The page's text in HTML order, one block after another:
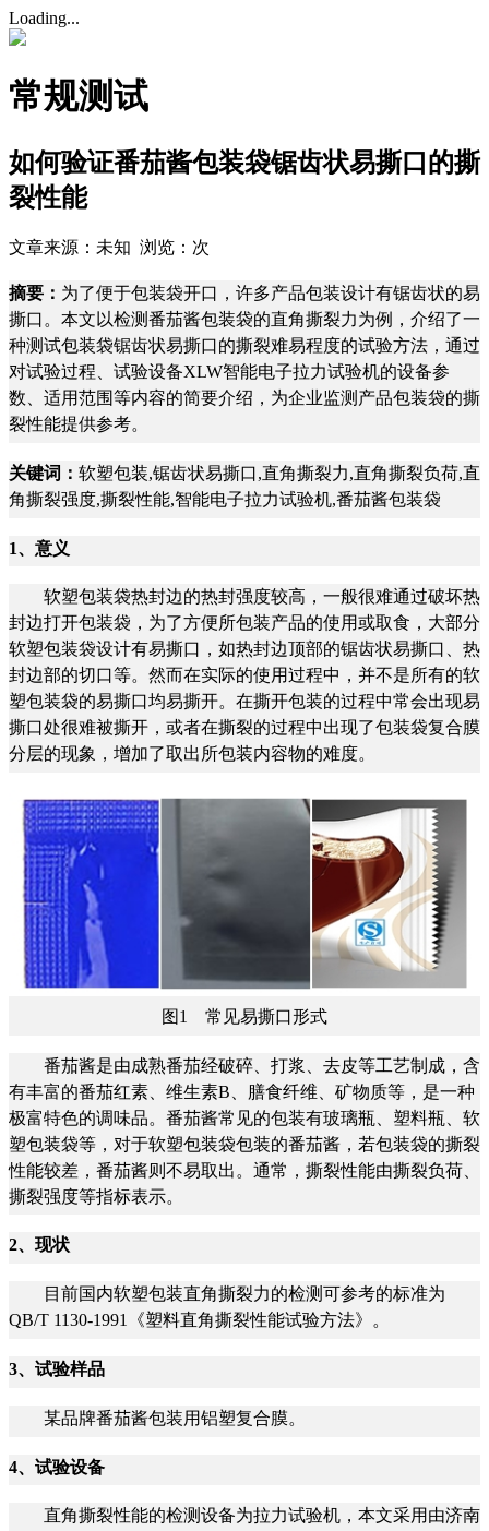
Loading...
常规测试
如何验证番茄酱包装袋锯齿状易撕口的撕
裂性能
文章来源：未知 浏览： 次
摘要： 为了便于包装袋开口，许多产品包装设计有锯齿状的易
撕口。本文以检测番茄酱包装袋的直角撕裂力为例，介绍了一
种测试包装袋锯齿状易撕口的撕裂难易程度的试验方法，通过
对试验过程、试验设备XLW智能电子拉力试验机的设备参
数、适用范围等内容的简要介绍，为企业监测产品包装袋的撕
裂性能提供参考。
关键词： 软塑包装,锯齿状易撕口,直角撕裂力,直角撕裂负荷,直
角撕裂强度,撕裂性能,智能电子拉力试验机,番茄酱包装袋
1、意义
软塑包装袋热封边的热封强度较高，一般很难通过破坏热
封边打开包装袋，为了方便所包装产品的使用或取食，大部分
软塑包装袋设计有易撕口，如热封边顶部的锯齿状易撕口、热
封边部的切口等。然而在实际的使用过程中，并不是所有的软
塑包装袋的易撕口均易撕开。在撕开包装的过程中常会出现易
撕口处很难被撕开，或者在撕裂的过程中出现了包装袋复合膜
分层的现象，增加了取出所包装内容物的难度。
图1 常见易撕口形式
番茄酱是由成熟番茄经破碎、打浆、去皮等工艺制成，含
有丰富的番茄红素、维生素B、膳食纤维、矿物质等，是一种
极富特色的调味品。番茄酱常见的包装有玻璃瓶、塑料瓶、软
塑包装袋等，对于软塑包装袋包装的番茄酱，若包装袋的撕裂
性能较差，番茄酱则不易取出。通常，撕裂性能由撕裂负荷、
撕裂强度等指标表示。
2、现状
目前国内软塑包装直角撕裂力的检测可参考的标准为
QB/T 1130-1991《塑料直角撕裂性能试验方法》。
3、试验样品
某品牌番茄酱包装用铝塑复合膜。
4、试验设备
直角撕裂性能的检测设备为拉力试验机，本文采用由济南